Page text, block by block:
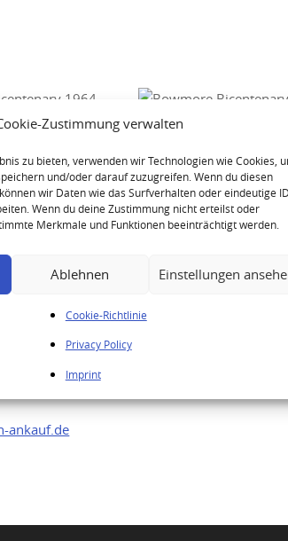
Zustimmung verwalten
zu bieten, verwenden wir Technologien wie Cookies,
und/oder darauf zuzugreifen. Wenn du diesen
wir Daten wie das Surfverhalten oder eindeutige
Wenn du deine Zustimmung nicht erteilst oder
Merkmale und Funktionen beeinträchtigt werden.
Ablehnen Einstellungen
Cookie-Richtlinie
Privacy Policy
Imprint
1964
1979 Single Malt
sell your high quality
ankauf.de